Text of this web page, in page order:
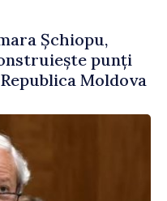
Șchiopu,
punți
Moldova